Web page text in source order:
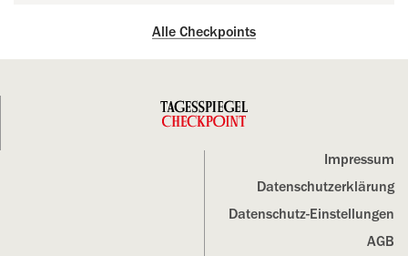
Alle Checkpoints
Impressum
Datenschutz­erklärung
Datenschutz-Einstellungen
AGB